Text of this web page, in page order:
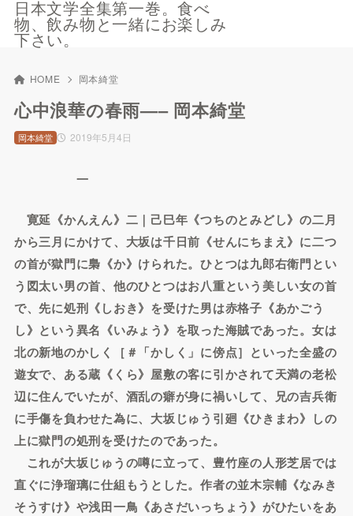
日本文学全集第一巻。食べ
物、飲み物と一緒にお楽しみ
下さい。
HOME 岡本綺堂
心中浪華の春雨—– 岡本綺堂
2019年5月4日
岡本綺堂
一
寛延《かんえん》二｜己巳年《つちのとみどし》の二月
から三月にかけて、大坂は千日前《せんにちまえ》に二つ
の首が獄門に梟《か》けられた。ひとつは九郎右衛門とい
う図太い男の首、他のひとつはお八重という美しい女の首
で、先に処刑《しおき》を受けた男は赤格子《あかごう
し》という異名《いみょう》を取った海賊であった。女は
北の新地のかしく［＃「かしく」に傍点］といった全盛の
遊女で、ある蔵《くら》屋敷の客に引かされて天満の老松
辺に住んでいたが、酒乱の癖が身に禍いして、兄の吉兵衛
に手傷を負わせた為に、大坂じゅう引廻《ひきまわ》しの
上に獄門の処刑を受けたのであった。
これが大坂じゅうの噂に立って、豊竹座の人形芝居では
直ぐに浄瑠璃に仕組もうとした。作者の並木宗輔《なみき
そうすけ》や浅田一鳥《あさだいっちょう》がひたいをあ